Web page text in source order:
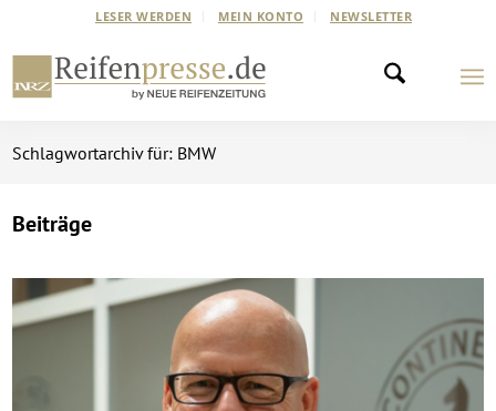
LESER WERDEN MEIN KONTO NEWSLETTER
Schlagwortarchiv für: BMW
Beiträge